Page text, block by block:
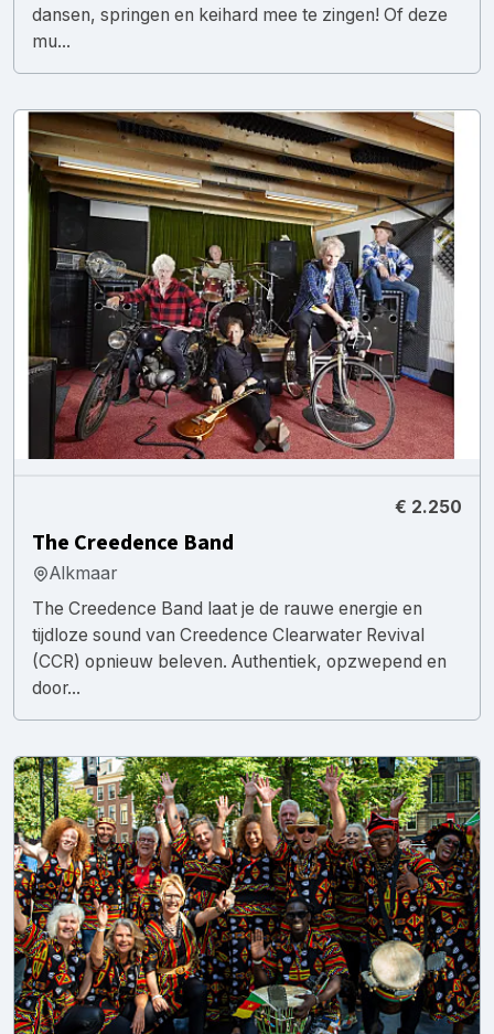
dansen, springen en keihard mee te zingen! Of deze
mu...
€ 2.250
The Creedence Band
Alkmaar
The Creedence Band laat je de rauwe energie en
tijdloze sound van Creedence Clearwater Revival
(CCR) opnieuw beleven. Authentiek, opzwepend en
door...